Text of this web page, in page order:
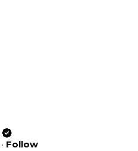
· Follow